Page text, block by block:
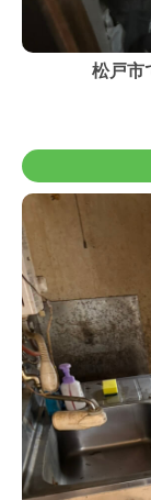
松戸市